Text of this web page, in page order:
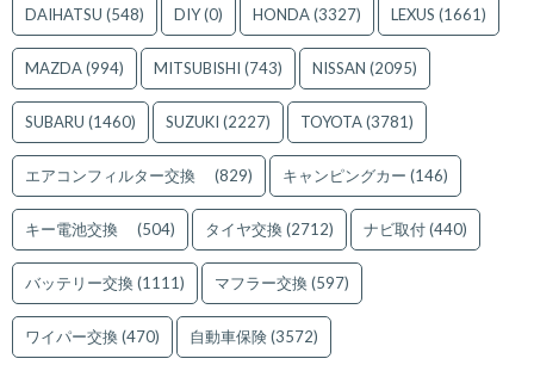
DAIHATSU (548) DIY(0) HONDA(3327) LEXUS (1661)
MAZDA(994) MITSUBISHI (743) NISSAN (2095)
SUBARU (1460) SUZUKI (2227) TOYOTA(3781)
エアコンフィルター交換 (829) キャンピングカー (146)
キー電池交換 (504) タイヤ交換(2712) ナビ取付(440)
バッテリー交換(1111) マフラー交換(597)
ワイパー交換(470) 自動車保険(3572)